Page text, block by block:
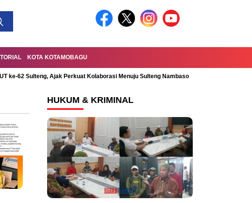
KOTA KOTAMOBAGU
ke-62 Sulteng, Ajak Perkuat Kolaborasi Menuju Sulteng Nambaso
HUKUM & KRIMINAL